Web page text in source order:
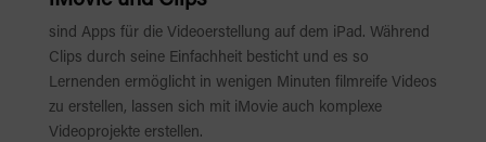
sind Apps für die Videoerstellung auf dem iPad. Während
Clips durch seine Einfachheit besticht und es so
Lernenden ermöglicht in wenigen Minuten filmreife Videos
zu erstellen, lassen sich mit iMovie auch komplexe
Videoprojekte erstellen.